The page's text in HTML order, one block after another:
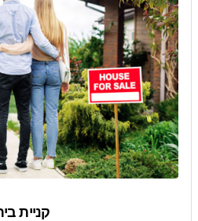
קניית בית